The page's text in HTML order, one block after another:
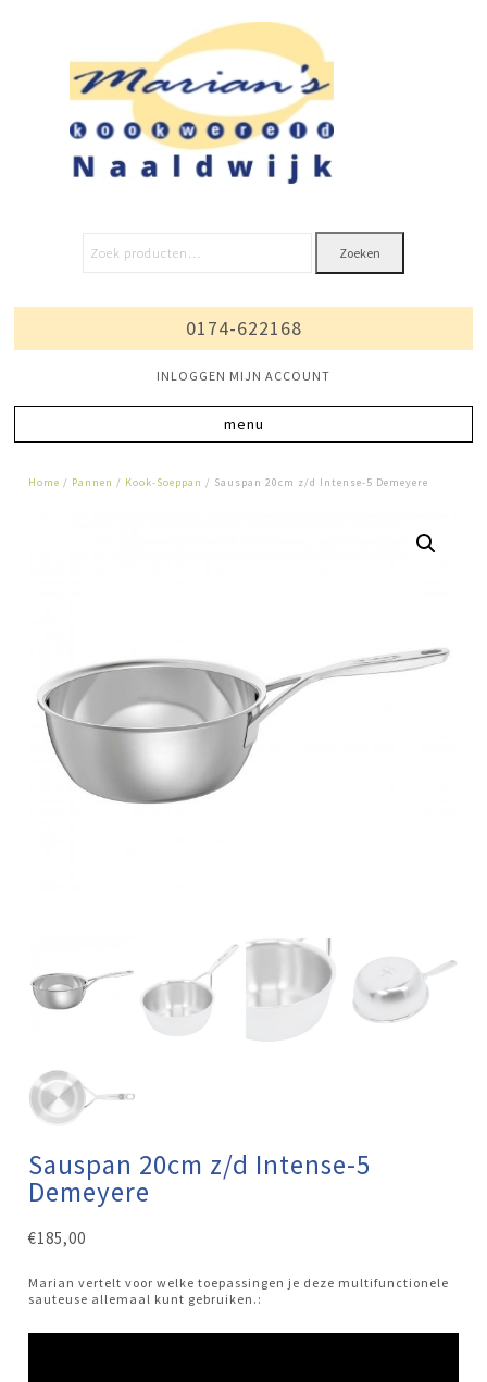
Zoeken
0174-622168
INLOGGEN MIJN ACCOUNT
Home / Pannen / Kook-Soeppan / Sauspan 20cm z/d Intense-5 Demeyere
Sauspan 20cm z/d Intense-5
Demeyere
€185,00
Marian vertelt voor welke toepassingen je deze multifunctionele
sauteuse allemaal kunt gebruiken.: